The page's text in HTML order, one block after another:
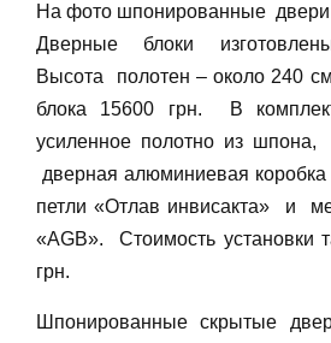
На фото шпонированные двери
Дверные блоки
Высота полотен – около 240
блока 15600 грн. В
усиленное полотно из
дверная алюминиевая
петли «Отлав инвисакта» и
«AGB». Стоимость установки
грн.
Шпонированные скрытые